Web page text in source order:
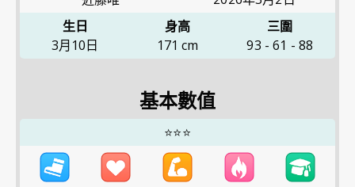
生日
3月10日
身高
171 cm
三圍
93 -61 - 88
基本數值
⭐⭐⭐